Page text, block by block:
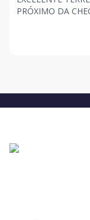
PRÓXIMO DA
rua, serve tanto